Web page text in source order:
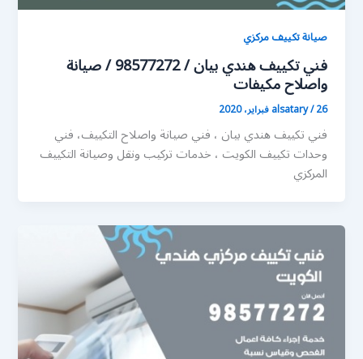
صيانة تكييف مركزي
فني تكييف هندي بيان / 98577272 / صيانة
واصلاح مكيفات
alsatary/26 فبراير، 2020
فني تكييف هندي بيان ، فني صيانة واصلاح التكييف، فني
وحدات تكييف الكويت ، خدمات تركيب ونقل وصيانة التكييف
المركزي